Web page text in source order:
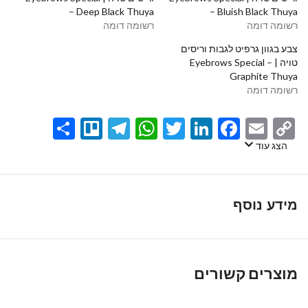
– Bluish Black Thuya⁩⁩⁩⁩⁩⁩⁩
רשומה דומה
– Deep Black Thuya⁩⁩⁩⁩⁩⁩
רשומה דומה
צבע בגוון גרפיט לגבות וריסים
טויה | Eyebrows Special –
Graphite Thuya⁩⁩⁩
רשומה דומה
Copy
Link
Email
Facebook
LinkedIn
Twitter
WhatsApp
Telegram
Trello
הצג עוד
מידע נוסף
מוצרים קשורים